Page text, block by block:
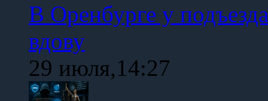
В Оренбурге у
вдову
29 июля,14:27